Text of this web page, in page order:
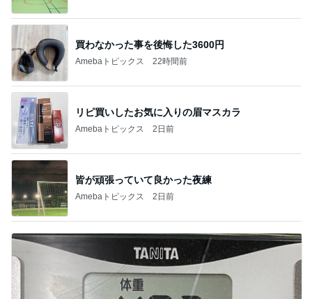
買わなかった事を後悔した3600円
Amebaトピックス 22時間前
リピ買いしたお気に入りの眉マスカラ
Amebaトピックス 2日前
皆が頑張っていて良かった夜練
Amebaトピックス 2日前